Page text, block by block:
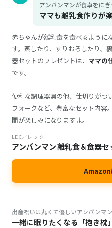
アンパンマンが食卓をにぎ
ママも離乳食作りが
赤ちゃんが離乳食を食べるように
す。蒸したり、すりおろしたり、
器セットのプレゼントは、 ママの
です。
便利な調理器具の他、仕切りがつ
フォークなど、豊富なセット内容
間が楽しみになりますよ。
LEC／レック
アンパンマン 離乳食＆食器セ
Amazon
出産祝いは丸くて優しいアンパンマ
一緒に眠りたくなる「抱き枕」